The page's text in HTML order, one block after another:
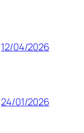
12/04/2026
24/01/2026